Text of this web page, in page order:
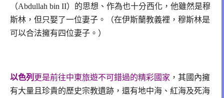
（Abdullah bin II）的思想、作為也十分西化，他雖然是穆
斯林，但只娶了一位妻子。（在伊斯蘭教義裡，穆斯林是
可以合法擁有四位妻子。）
以色列 更是前往中東旅遊不可錯過的精彩國家 ，其國內擁
有大量且珍貴的歷史宗教遺跡，還有地中海、紅海及死海